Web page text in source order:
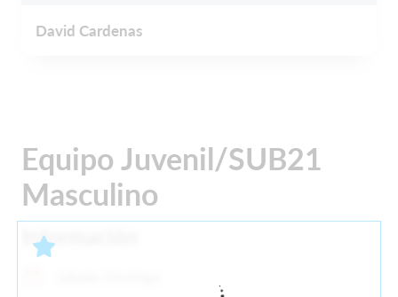
David Cardenas
Equipo Juvenil/SUB21
Masculino
Información